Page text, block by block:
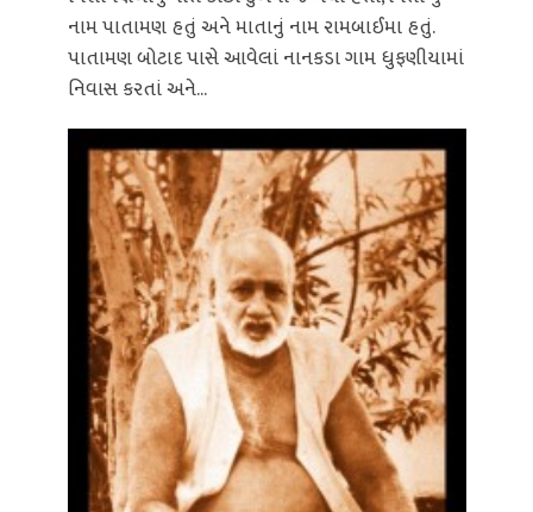
નામ પાતામણ હતું અને માતાનું નામ રામબાઈમા હતું.
પાતામણ બોટાદ પાસે આવેલાં નાનકડા ગામ ધુફણીયામાં
નિવાસ કરતાં અને...